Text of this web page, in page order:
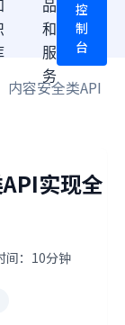
品
和
服
务
控
制
台
内容安全类API
实现全
：10分钟